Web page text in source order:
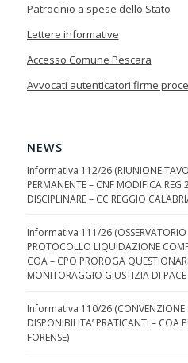
Patrocinio a spese dello Stato
Lettere informative
Accesso Comune Pescara
Avvocati autenticatori firme
NEWS
Informativa 112/26 (RIUNIONE
PERMANENTE – CNF MODIFICA
DISCIPLINARE – CC REGGIO
Informativa 111/26
PROTOCOLLO LIQUIDAZIONE
COA – CPO PROROGA
MONITORAGGIO GIUSTIZIA DI
Informativa 110/26 (CONVENZIONE
DISPONIBILITA’ PRATICANTI – COA
FORENSE)